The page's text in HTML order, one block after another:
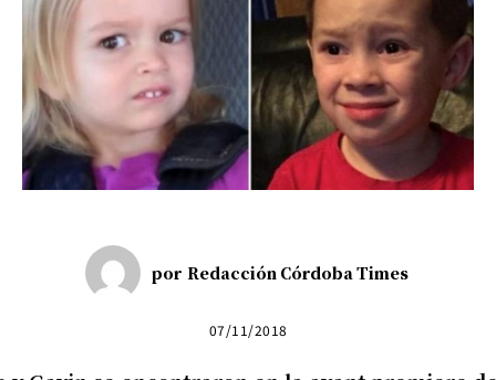
por Redacción Córdoba Times
07/11/2018